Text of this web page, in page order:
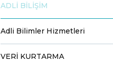
ADLİ BİLİŞİM
Adli Bilimler Hizmetleri
VERİ KURTARMA